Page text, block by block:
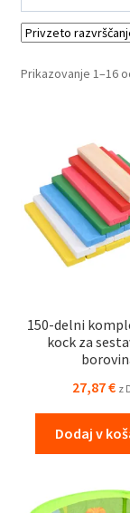
navdušil otroke in
zabavo in učenje.
Prikazovanje 1–16
150-delni
kock za
27,87€ z
Dodaj v